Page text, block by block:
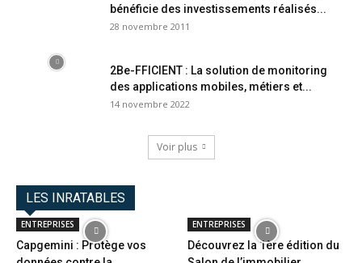
bénéficie des investissements réalisés...
28 novembre 2011
2Be-FFICIENT : La solution de monitoring
des applications mobiles, métiers et...
14 novembre 2022
Voir plus
LES INRATABLES
ENTREPRISES
Capgemini : Protège vos
ENTREPRISES
Découvrez la 1ère édition du